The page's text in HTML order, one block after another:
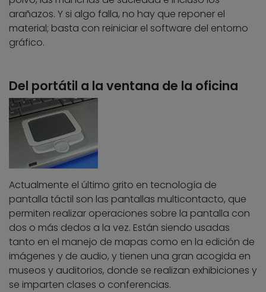
arañazos. Y si algo falla, no hay que reponer el
material; basta con reiniciar el software del entorno
gráfico.
Del portátil a la ventana de la oficina
Actualmente el último grito en tecnología de
pantalla táctil son las pantallas multicontacto, que
permiten realizar operaciones sobre la pantalla con
dos o más dedos a la vez. Están siendo usadas
tanto en el manejo de mapas como en la edición de
imágenes y de audio, y tienen una gran acogida en
museos y auditorios, donde se realizan exhibiciones y
se imparten clases o conferencias.